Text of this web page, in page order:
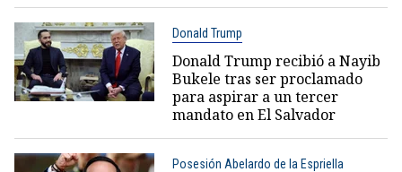
Donald Trump
Donald Trump recibió a Nayib
Bukele tras ser proclamado
para aspirar a un tercer
mandato en El Salvador
Posesión Abelardo de la Espriella